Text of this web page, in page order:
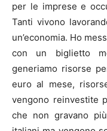
per le imprese e
Tanti vivono
un’economia. Ho
con un biglietto
generiamo risorse
euro al mese,
vengono reinvestite
che non gravano